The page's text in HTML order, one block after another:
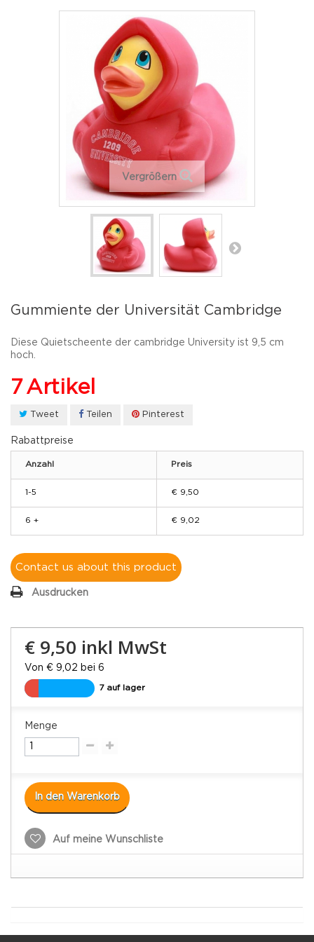
Vergrößern
Gummiente der Universität Cambridge
Diese Quietscheente der cambridge University ist 9,5 cm
hoch.
7 Artikel
Tweet Teilen Pinterest
Rabattpreise
Anzahl Preis
1-5 € 9,50
6 + € 9,02
Contact us about this product
Ausdrucken
€ 9,50 inkl MwSt
Von € 9,02 bei 6
7 auf lager
Menge
In den Warenkorb
Auf meine Wunschliste